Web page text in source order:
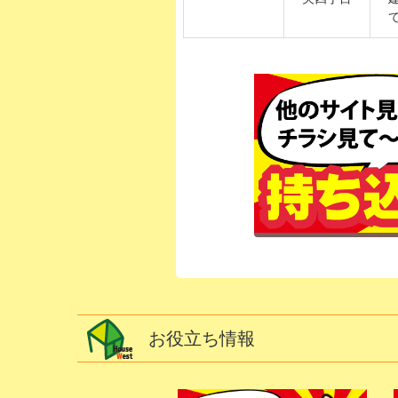
お役立ち情報